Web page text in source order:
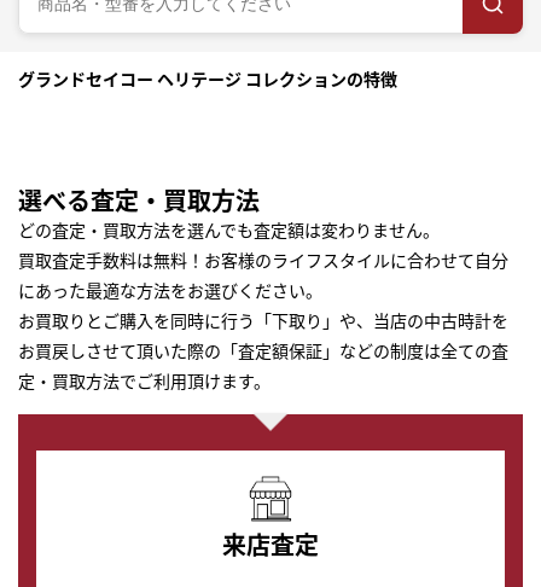
グランドセイコー ヘリテージ コレクションの特徴
選べる査定・買取方法
どの査定・買取方法を選んでも査定額は変わりません。
買取査定手数料は無料！お客様のライフスタイルに合わせて自分
にあった最適な方法をお選びください。
お買取りとご購入を同時に行う「下取り」や、当店の中古時計を
お買戻しさせて頂いた際の「査定額保証」などの制度は全ての査
定・買取方法でご利用頂けます。
来店査定